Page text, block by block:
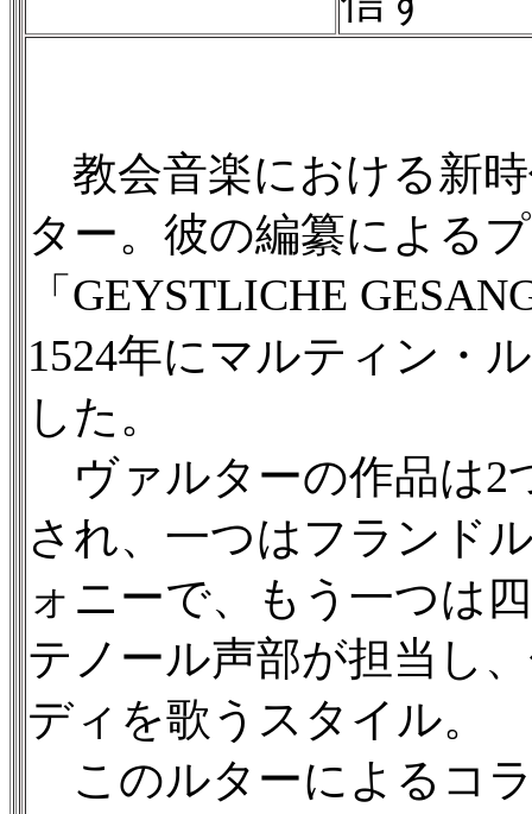
教会音楽における新
ター。彼の編纂による
「GEYSTLICHE
1524年にマルティン・
した。
ヴァルターの作品は2
され、一つはフランド
ォニーで、もう一つは
テノール声部が担当し
ディを歌うスタイル。
このルターによるコ